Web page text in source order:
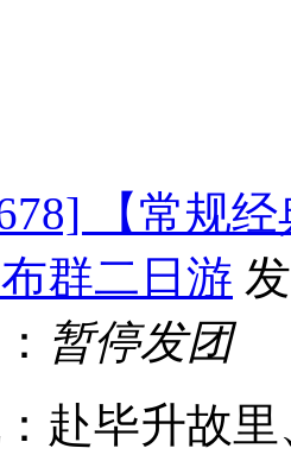
【常规
群二日游
暂停发团
赴毕升故